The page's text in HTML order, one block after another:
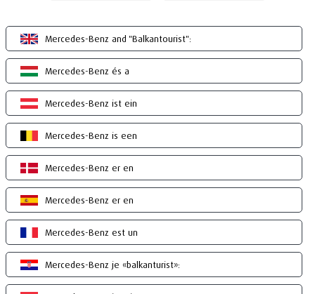
Mercedes-Benz and "Balkantourist":
Mercedes-Benz és a
Mercedes-Benz ist ein
Mercedes-Benz is een
Mercedes-Benz er en
Mercedes-Benz er en
Mercedes-Benz est un
Mercedes-Benz je «balkanturist»: